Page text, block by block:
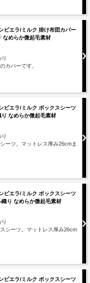
ビエラ/ミルク 掛け布団カバー
なめらか微起毛素材
カバーです。
ビエラ/ミルク ボックスシーツ
なめらか微起毛素材
ーツ。マットレス厚み26cmま
ビエラ/ミルク ボックスシーツ
り なめらか微起毛素材
シーツ。マットレス厚み26cm
ビエラ/ミルク ボックスシーツ